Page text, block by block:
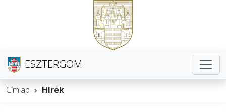
ESZTERGOM
Címlap Hírek